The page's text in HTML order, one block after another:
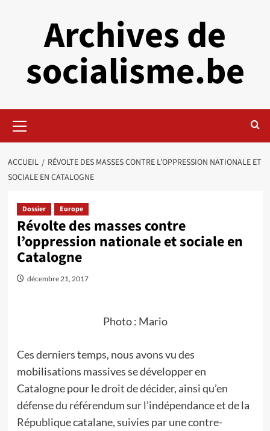
Archives de
socialisme.be
principal
ACCUEIL
RÉVOLTE DES MASSES CONTRE L’OPPRESSION NATIONALE ET
SOCIALE EN CATALOGNE
Dossier Europe
Révolte des masses contre
l’oppression nationale et sociale en
Catalogne
décembre 21, 2017
Photo : Mario
Ces derniers temps, nous avons vu des
mobilisations massives se développer en
Catalogne pour le droit de décider, ainsi qu’en
défense du référendum sur l’indépendance et de la
République catalane, suivies par une contre-